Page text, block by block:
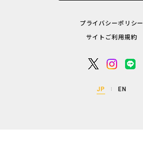
プライバシーポリシー
サイトご利用規約
JP EN